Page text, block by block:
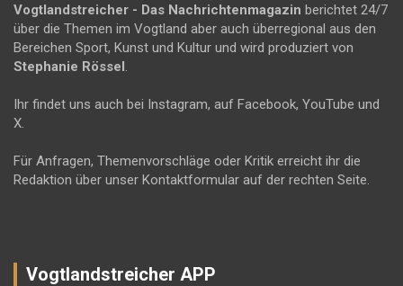
Vogtlandstreicher - Das Nachrichtenmagazin berichtet 24/7
über die Themen im Vogtland aber auch überregional aus den
Bereichen Sport, Kunst und Kultur und wird produziert von
Stephanie Rössel.
Ihr findet uns auch bei Instagram, auf Facebook, YouTube und
X.
Für Anfragen, Themenvorschläge oder Kritik erreicht ihr die
Redaktion über unser Kontaktformular auf der rechten Seite.
Vogtlandstreicher APP